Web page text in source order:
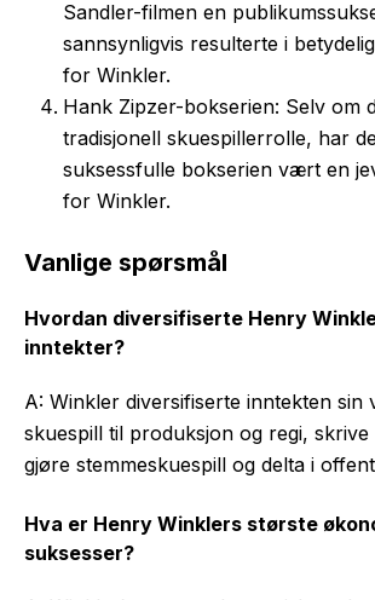
Sandler-filmen en
sannsynligvis resulterte i
for Winkler.
Hank Zipzer-bokserien: Selv om
tradisjonell skuespillerrolle, har
suksessfulle bokserien vært en
for Winkler.
Vanlige spørsmål
Hvordan diversifiserte Henry
inntekter?
A: Winkler diversifiserte inntekten sin
skuespill til produksjon og regi,
gjøre stemmeskuespill og delta i
Hva er Henry Winklers største
suksesser?